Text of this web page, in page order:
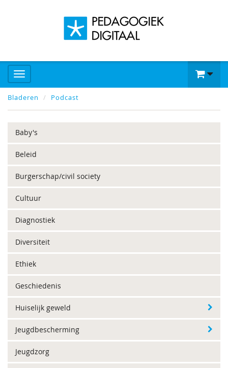
Bladeren Podcast
Baby's
Beleid
Burgerschap/civil society
Cultuur
Diagnostiek
Diversiteit
Ethiek
Geschiedenis
Huiselijk geweld
Jeugdbescherming
Jeugdzorg